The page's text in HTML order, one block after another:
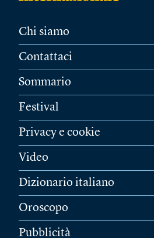
Chi siamo
Contattaci
Sommario
Festival
Privacy e cookie
Video
Dizionario italiano
Oroscopo
Pubblicità